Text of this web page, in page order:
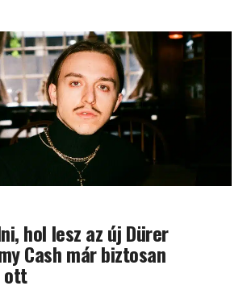
hol lesz az új Dürer
Cash már biztosan
ott